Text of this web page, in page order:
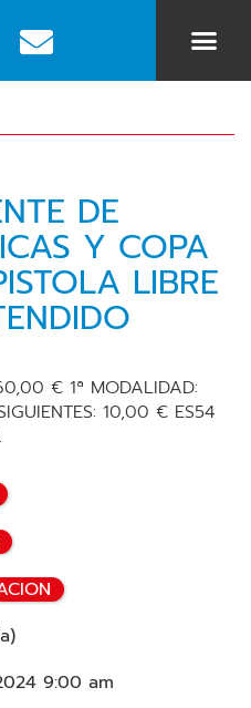
DE
Y COPA
LIBRE
€ 1ª MODALIDAD:
10,00 € ES54
9:00 am